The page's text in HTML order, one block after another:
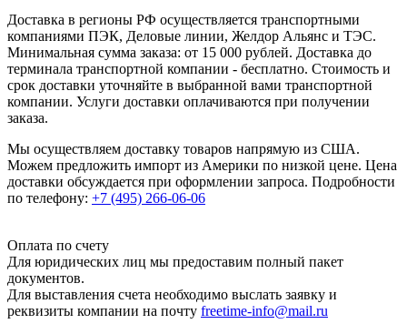
Доставка в регионы РФ осуществляется транспортными
компаниями ПЭК, Деловые линии, Желдор Альянс и ТЭС.
Минимальная сумма заказа: от 15 000 рублей. Доставка до
терминала транспортной компании - бесплатно. Стоимость и
срок доставки уточняйте в выбранной вами транспортной
компании. Услуги доставки оплачиваются при получении
заказа.
Мы осуществляем доставку товаров напрямую из США.
Можем предложить импорт из Америки по низкой цене. Цена
доставки обсуждается при оформлении запроса. Подробности
по телефону: +7 (495) 266-06-06
Оплата по счету
Для юридических лиц мы предоставим полный пакет
документов.
Для выставления счета необходимо выслать заявку и
реквизиты компании на почту freetime-info@mail.ru